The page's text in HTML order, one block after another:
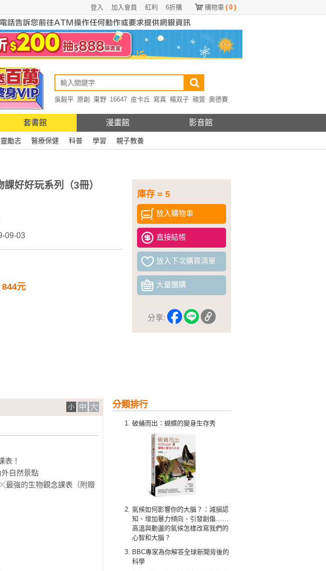
購物車 ( 0 )
6折購
紅利
加入會員
登入
吳毅平 原創 東野 16647 皮卡丘 寫真 楊双子 親簽 奧德賽
套書館 漫畫館 影音館
勵志 醫療保健 科普 學習 親子教養
庫存 = 5
放入購物車
直接結帳
放入下次購買清單
大量團購
分享:
課好好玩系列（3冊）
09-03
元
分類排行
破蛹而出：蝴蝶的變身生存秀
氣候如何影響你的大腦？：減損認
知、增加暴力傾向、引發創傷……
高溫與動盪的氣候怎樣改寫我們的
心智和大腦？
BBC專家為你解答全球新聞背後的
科學
表！
自然景點
最強的生物觀念課表（附贈